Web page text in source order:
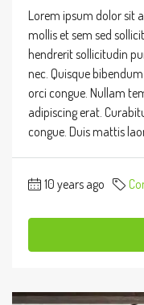
Lorem ipsum dolor sit
mollis et sem sed
hendrerit sollicitudin
nec. Quisque
orci congue. Nullam
adipiscing erat.
congue. Duis mattis
10 years ago